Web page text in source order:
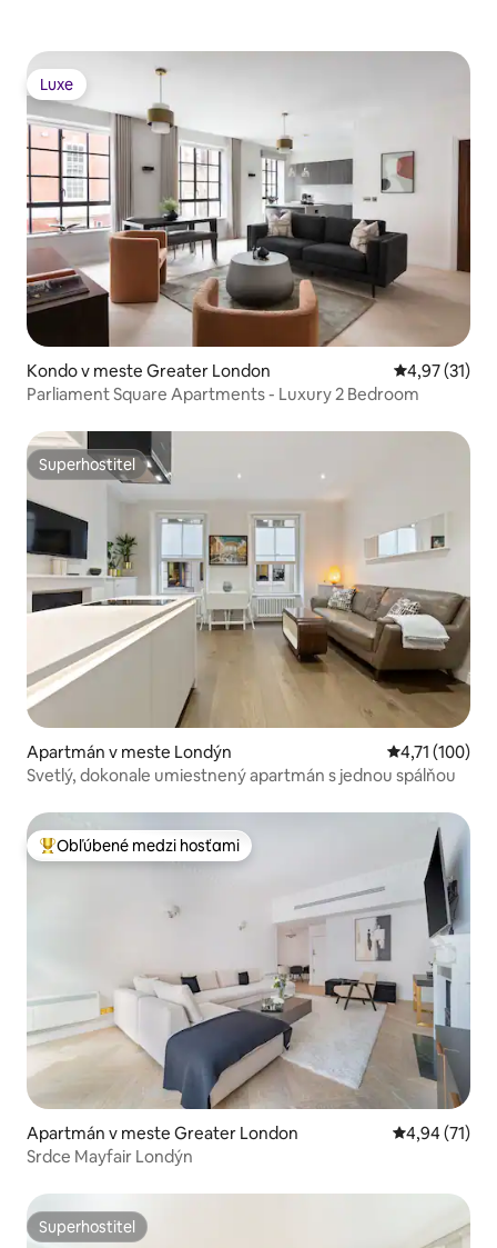
Luxe
Luxe
Kondo v meste Greater London Priemerné
4,97 (31)
Parliament Square Apartments - Luxury 2 Bedroom
Superhostiteľ
Superhostiteľ
Apartmán v meste Londýn Priemerné
4,71 (100)
Svetlý, dokonale umiestnený apartmán s jednou spálňou
Najobľúbenejšie medzi hosťami
Obľúbené medzi hosťami
Apartmán v meste Greater London Priemerné
4,94 (71)
Srdce Mayfair Londýn
Superhostiteľ
Superhostiteľ